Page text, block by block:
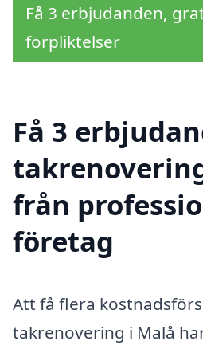
Få 3 erbjudanden,
förpliktelser
Få 3
från
företag
Att få flera
takrenovering i Malå